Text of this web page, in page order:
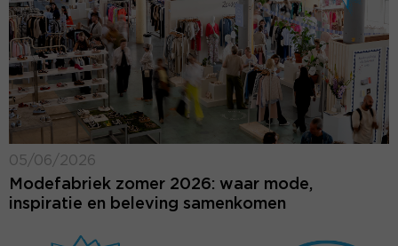
05/06/2026
Modefabriek zomer 2026: waar mode,
inspiratie en beleving samenkomen